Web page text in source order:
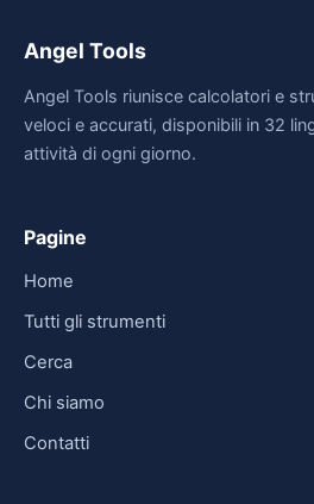
Angel Tools
Angel Tools riunisce calcolatori e
veloci e accurati, disponibili in 32
attività di ogni giorno.
Pagine
Home
Tutti gli strumenti
Cerca
Chi siamo
Contatti